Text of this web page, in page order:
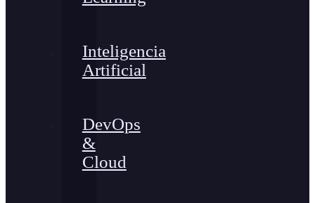
Inteligencia
Artificial
DevOps
&
Cloud